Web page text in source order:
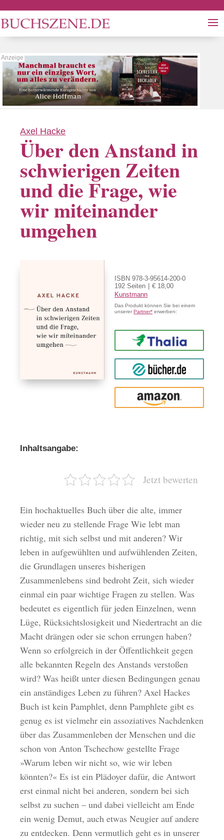
Axel Hacke
Über den Anstand in
schwierigen Zeiten
und die Frage, wie
wir miteinander
umgehen
ISBN 978-3-95614-200-0
192 Seiten
€ 18,00
Kunstmann
Das Produkt können Sie bei einem
unsererPartner* erwerben:
Thalia
buecher.de
Amazon
Inhaltsangabe:
Jetzt bewerten
Ein hochaktuelles Buch über die alte, immer
wieder neu zu stellende Frage Wie lebt man
richtig, mit sich selbst und mit anderen? Wir
leben in aufgewühlten und aufwühlenden Zeiten,
die Grundlagen unseres bisherigen
Zusammenlebens sind bedroht Zeit, sich wieder
einmal ein paar wichtige Fragen zu stellen. Was
bedeutet es eigentlich für jeden Einzelnen, wenn
Lüge, Rücksichtslosigkeit und Niedertracht an die
Macht drängen oder sie schon errungen haben?
Wenn so erfolgreich in der Öffentlichkeit gegen
alle bekannten Regeln des Anstands verstoßen
wird? Was heißt unter diesen Bedingungen genau
ein anständiges Leben zu führen? Axel Hackes
Buch ist kein Pamphlet, denn Pamphlete gibt es
genug es ist vielmehr ein assoziatives Nachdenken
über das Zusammenleben der Menschen und die
schon von Anton Tschechow gestellte Frage
»Warum leben wir nicht so, wie wir leben
könnten?« Es ist ein Plädoyer dafür, die Antwort
erst einmal nicht bei anderen, sondern bei sich
selbst zu suchen – und dabei vielleicht am Ende
ein wenig Demut, auch etwas Neugier auf andere
zu entdecken. Denn vermutlich geht es in unserer